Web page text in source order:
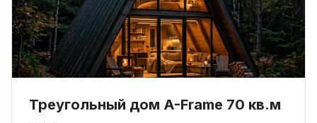
Треугольный дом A-Frame 70 кв.м